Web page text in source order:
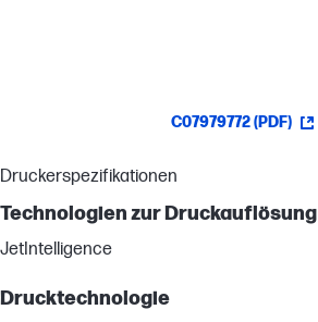
C07979772 (PDF)
Druckerspezifikationen
Technologien zur Druckauflösung
JetIntelligence
Drucktechnologie